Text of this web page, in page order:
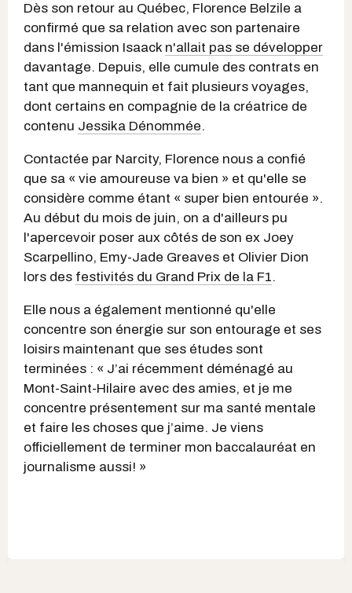
Dès son retour au Québec, Florence Belzile a
confirmé que sa relation avec son partenaire
dans l'émission Isaack n'allait pas se développer
davantage. Depuis, elle cumule des contrats en
tant que mannequin et fait plusieurs voyages,
dont certains en compagnie de la créatrice de
contenu Jessika Dénommée.
Contactée par Narcity, Florence nous a confié
que sa « vie amoureuse va bien » et qu'elle se
considère comme étant « super bien entourée ».
Au début du mois de juin, on a d'ailleurs pu
l'apercevoir poser aux côtés de son ex Joey
Scarpellino, Emy-Jade Greaves et Olivier Dion
lors des festivités du Grand Prix de la F1.
Elle nous a également mentionné qu'elle
concentre son énergie sur son entourage et ses
loisirs maintenant que ses études sont
terminées : « J’ai récemment déménagé au
Mont-Saint-Hilaire avec des amies, et je me
concentre présentement sur ma santé mentale
et faire les choses que j’aime. Je viens
officiellement de terminer mon baccalauréat en
journalisme aussi! »